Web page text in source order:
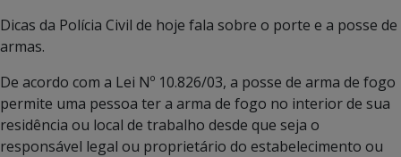
Dicas da Polícia Civil de hoje fala sobre o porte e a posse de
armas.
De acordo com a Lei Nº 10.826/03, a posse de arma de fogo
permite uma pessoa ter a arma de fogo no interior de sua
residência ou local de trabalho desde que seja o
responsável legal ou proprietário do estabelecimento ou